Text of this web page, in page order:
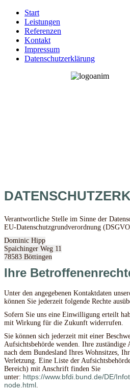
Start
Leistungen
Referenzen
Kontakt
Impressum
Datenschutzerklärung
Verantwortliche Stelle im Sinne der
EU-Datenschutzgrundverordnung
Dominic Hipp
Spaichinger Weg 11
78583 Böttingen
Ihre
Unter den angegebenen Kontaktdaten
können Sie jederzeit folgende Rechte
Sofern Sie uns eine Einwilligung erteilt
mit Wirkung für die Zukunft widerrufen.
Sie können sich jederzeit mit einer
Aufsichtsbehörde wenden. Ihre zuständige
nach dem Bundesland Ihres Wohnsitzes,
Verletzung. Eine Liste der
Bereich) mit Anschrift finden Sie
unter: https://www.bfdi.bund.de/DE/
node.html.